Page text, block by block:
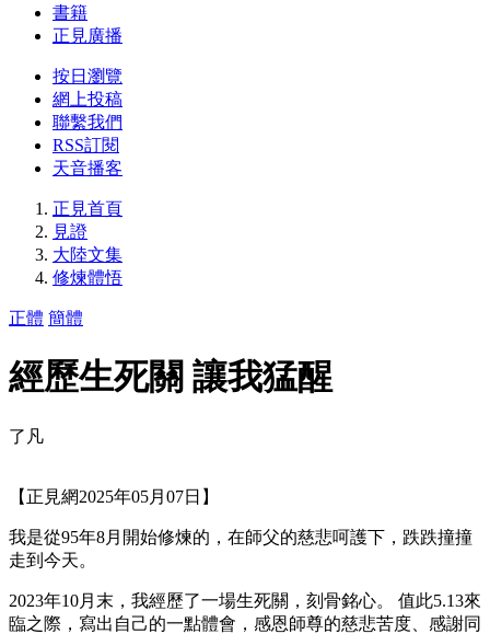
書籍
正見廣播
按日瀏覽
網上投稿
聯繫我們
RSS訂閱
天音播客
正見首頁
見證
大陸文集
修煉體悟
正體 簡體
經歷生死關 讓我猛醒
了凡
【正見網2025年05月07日】
我是從95年8月開始修煉的，在師父的慈悲呵護下，跌跌撞撞
走到今天。
2023年10月末，我經歷了一場生死關，刻骨銘心。 值此5.13來
臨之際，寫出自己的一點體會，感恩師尊的慈悲苦度、感謝同